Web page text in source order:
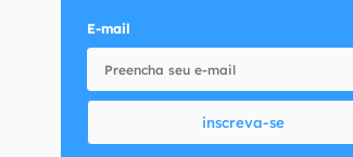
E-mail
inscreva-se